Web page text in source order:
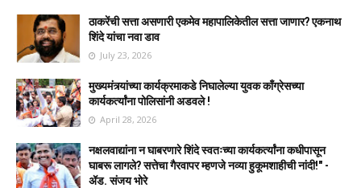
ठाकरेंची सत्ता असणारी एकमेव महापालिकेतील सत्ता जाणार? एकनाथ
शिंदे यांचा नवा डाव
July 23, 2026
मुख्यमंत्र्यांच्या कार्यक्रमाकडे निघालेल्या युवक काँग्रेसच्या
कार्यकर्त्यांना पोलिसांनी अडवले !
April 28, 2026
नक्षलवाद्यांना न घाबरणारे शिंदे स्वतःच्या कार्यकर्त्यांना कधीपासून
घाबरू लागले? सत्तेचा गैरवापर म्हणजे नव्या हुकूमशाहीची नांदी!" -
ॲड. संजय भोरे